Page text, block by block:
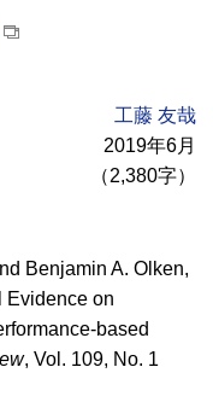
工藤 友哉
2019年6月
（2,380字）
Benjamin A. Olken,
Evidence on
based
, Vol. 109, No. 1